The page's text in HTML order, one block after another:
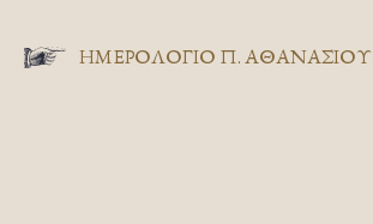
ΗΜΕΡΟΛΟΓΙΟ Π. ΑΘΑΝΑΣΙΟΥ